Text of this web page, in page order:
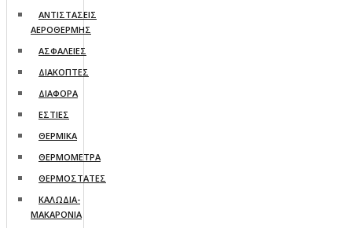
ΑΝΤΙΣΤΑΣΕΙΣ
ΑΕΡΟΘΕΡΜΗΣ
ΑΣΦΑΛΕΙΕΣ
ΔΙΑΚΟΠΤΕΣ
ΔΙΑΦΟΡΑ
ΕΣΤΙΕΣ
ΘΕΡΜΙΚΑ
ΘΕΡΜΟΜΕΤΡΑ
ΘΕΡΜΟΣΤΑΤΕΣ
ΚΑΛΩΔΙΑ-
ΜΑΚΑΡΟΝΙΑ